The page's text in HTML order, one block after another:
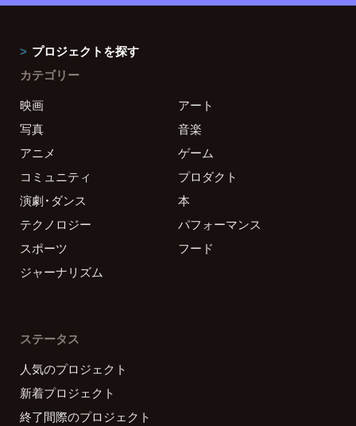
プロジェクトを探す
カテゴリー
映画
アート
写真
音楽
アニメ
ゲーム
コミュニティ
プロダクト
演劇・ダンス
本
テクノロジー
パフォーマンス
スポーツ
フード
ジャーナリズム
ステータス
人気のプロジェクト
新着プロジェクト
終了間際のプロジェクト